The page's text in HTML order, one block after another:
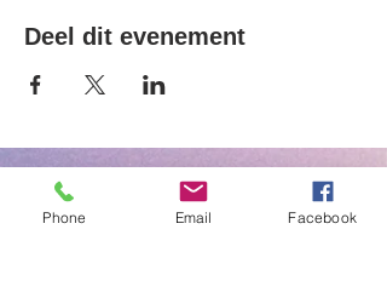
Deel dit evenement
TERUG naar HOME
Phone Email Facebook